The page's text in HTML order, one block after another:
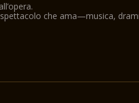
che ama—musica,